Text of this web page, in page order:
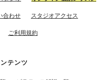
合わせ スタジオアクセス
ご利用規約
テンツ